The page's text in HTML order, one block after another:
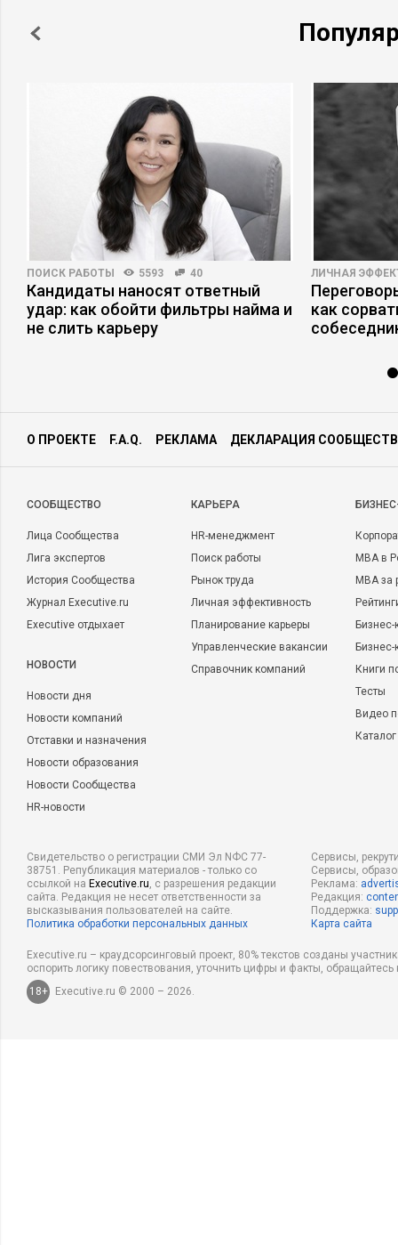
ПОИСК РАБОТЫ 5593 40
Кандидаты наносят ответный
удар: как обойти фильтры найма и
не слить карьеру
ЛИЧНАЯ
как
О ПРОЕКТЕ F.A.Q. РЕКЛАМА ДЕКЛАРАЦИЯ
CООБЩЕСТВО
Лица Сообщества
Лига экспертов
История Сообщества
Журнал Executive.ru
Executive отдыхает
НОВОСТИ
Новости дня
Новости компаний
Отставки и назначения
Новости образования
Новости Сообщества
HR-новости
КАРЬЕРА
HR-менеджмент
Поиск работы
Рынок труда
Личная эффективность
Планирование карьеры
Управленческие вакансии
Справочник компаний
MBA в
MBA
Бизнес-
Книги
Тесты
Видео
Свидетельство о регистрации СМИ Эл NФС 77-
38751. Републикация материалов - только со
ссылкой на Executive.ru, с разрешения редакции
сайта. Редакция не несет ответственности за
высказывания пользователей на сайте.
Политика обработки персональных данных
Сервисы,
Сервисы,
Реклама:
Редакция:
Поддержка:
Карта сайта
Executive.ru – краудсорсинговый проект, 80% текстов созданы
оспорить логику повествования, уточнить цифры и факты,
18+
Executive.ru © 2000 – 2026.